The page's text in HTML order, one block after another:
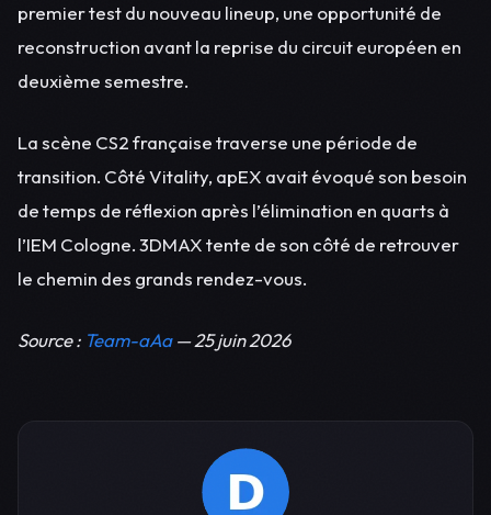
premier test du nouveau lineup, une opportunité de
reconstruction avant la reprise du circuit européen en
deuxième semestre.
La scène CS2 française traverse une période de
transition. Côté Vitality, apEX avait évoqué son besoin
de temps de réflexion après l’élimination en quarts à
l’IEM Cologne. 3DMAX tente de son côté de retrouver
le chemin des grands rendez-vous.
Source : Team-aAa— 25 juin 2026